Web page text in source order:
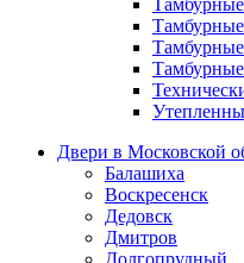
Тамбурные
Двери в Московской
Балашиха
Воскресенск
Дедовск
Дмитров
Долгопрудный